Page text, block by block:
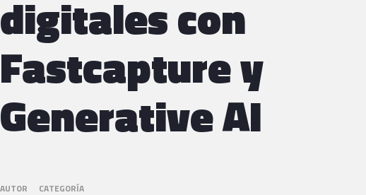
digitales con
Fastcapture y
Generative AI
AUTOR CATEGORÍA